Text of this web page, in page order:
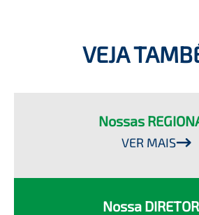
VEJA
Nossas
VER MAIS
Nossa